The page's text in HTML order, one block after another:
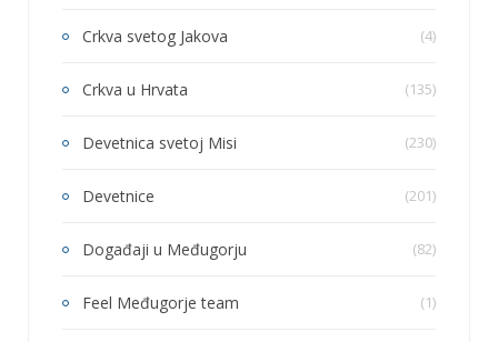
Crkva svetog Jakova (4)
Crkva u Hrvata (135)
Devetnica svetoj Misi (230)
Devetnice (201)
Događaji u Međugorju (82)
Feel Međugorje team (1)